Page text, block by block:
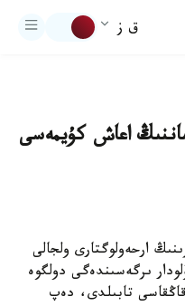
ق ز
اعاش كۇيمەسى
ارحەولوگتارى ولجالى
ىرگەسىندەگى دولگوە
تابىلدى، دەپ